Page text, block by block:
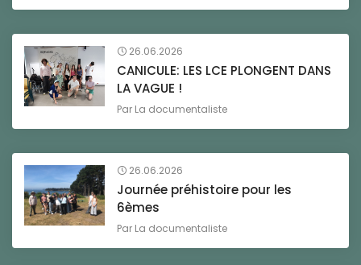
26.06.2026
CANICULE: LES LCE PLONGENT DANS
LA VAGUE !
Par La documentaliste
26.06.2026
Journée préhistoire pour les
6èmes
Par La documentaliste